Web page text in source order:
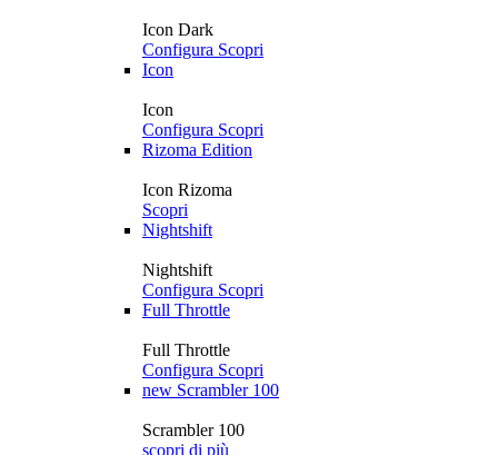
Icon Dark
Configura Scopri
Icon
Icon
Configura Scopri
Rizoma Edition
Icon Rizoma
Scopri
Nightshift
Nightshift
Configura Scopri
Full Throttle
Full Throttle
Configura Scopri
new Scrambler 100
Scrambler 100
scopri di più